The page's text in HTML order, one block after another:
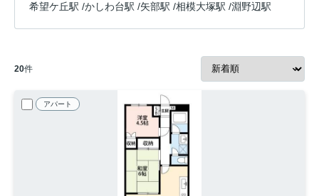
希望ケ丘駅 /かしわ台駅 /矢部駅 /相模大塚駅 /淵野辺駅
20件
アパート